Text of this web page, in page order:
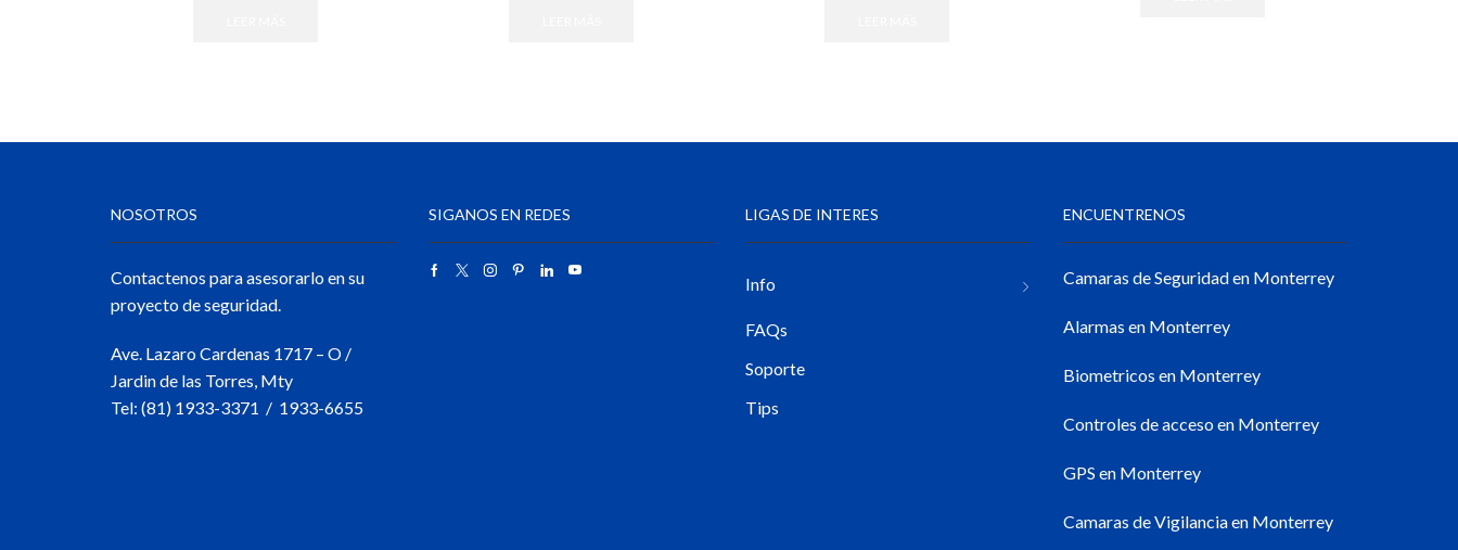
NOSOTROS
Contactenos para asesorarlo en su
proyecto de seguridad.
Ave. Lazaro Cardenas 1717 – O /
Jardin de las Torres, Mty
Tel: (81) 1933-3371 / 1933-6655
SIGANOS EN REDES LIGAS DE INTERES
Info
FAQs
Soporte
Tips
ENCUENTRENOS
Camaras de Seguridad en Monterrey
Alarmas en Monterrey
Biometricos en Monterrey
Controles de acceso en Monterrey
GPS en Monterrey
Camaras de Vigilancia en Monterrey